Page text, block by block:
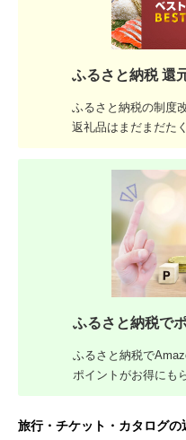
ふるさと納税 還
ふるさと納税の制度
返礼品はまだまだた
ふるさと納税で
ふるさと納税で
ポイントがお得にも
旅行・チケット・カタログ